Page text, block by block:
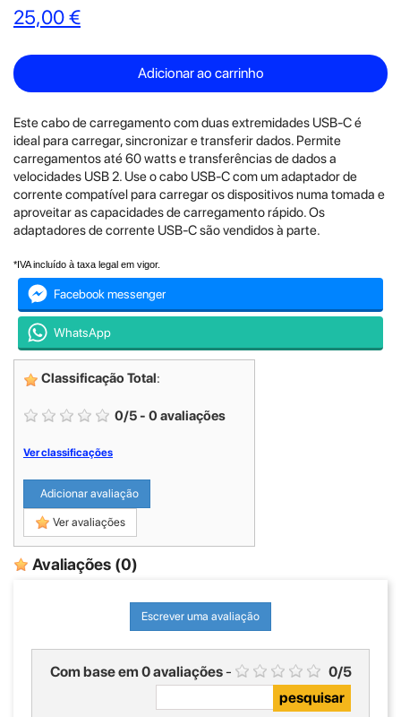
25,00 €
Adicionar ao carrinho
Este cabo de carregamento com duas extremidades USB‑C é
ideal para carregar, sincronizar e transferir dados. Permite
carregamentos até 60 watts e transferências de dados a
velocidades USB 2. Use o cabo USB‑C com um adaptador de
corrente compatível para carregar os dispositivos numa tomada e
aproveitar as capacidades de carregamento rápido. Os
adaptadores de corrente USB‑C são vendidos à parte.
*IVA incluído à taxa legal em vigor.
Facebook messenger
WhatsApp
Classificação Total:
0/5 - 0 avaliações
Ver classificações
Adicionar avaliação
Ver avaliações
Avaliações (0)
Escrever uma avaliação
Com base em 0avaliações- 0/5